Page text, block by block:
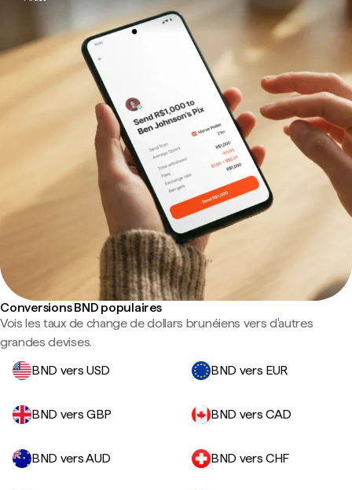
Conversions BND populaires
Vois les taux de change de dollars brunéiens vers d'autres
grandes devises.
BND vers USD
BND vers EUR
BND vers GBP BND vers CAD
BND vers AUD BND vers CHF